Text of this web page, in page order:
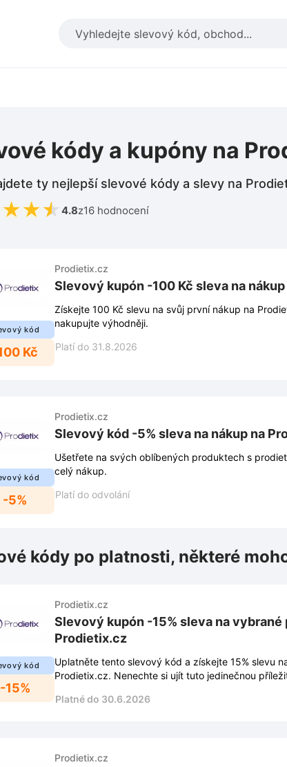
kódy a kupóny na
ty nejlepší slevové kódy a slevy na
★★★ 4.8z16 hodnocení
kód
Kč
Prodietix.cz
Slevový kupón -100 Kč sleva na
Získejte 100 Kč slevu na svůj první nákup na
nakupujte výhodněji.
Platí do 31.8.2026
kód
-5%
Prodietix.cz
Slevový kód -5% sleva na nákup na
Ušetřete na svých oblíbených produktech s
celý nákup.
Platí do odvolání
kódy po platnosti, některé
kód
-15%
Prodietix.cz
Slevový kupón -15% sleva na vybrané
Prodietix.cz
Uplatněte tento slevový kód a získejte 15% slevu
Prodietix.cz. Nenechte si ujít tuto jedinečnou
Platné do 30.6.2026
Prodietix.cz